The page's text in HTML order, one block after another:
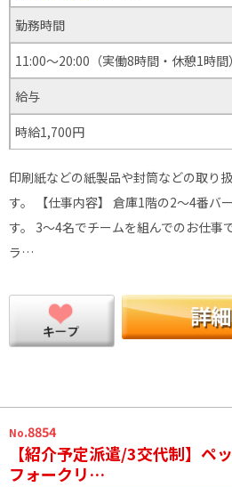
勤務時間
11:00～20:00（実働8時間・休憩1時間）
給与
時給1,700円
印刷紙などの紙製品や封筒などの取り
す。 【仕事内容】 倉庫1階の2～4番バ
す。 3～4名でチームを組んでのお仕事
ラ…
No.8854
【紹介予定派遣/3交代制】ペ
フォークリ…